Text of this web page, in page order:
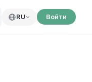
RU Войти